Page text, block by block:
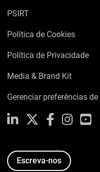
PSIRT
Política de Cookies
Política de Privacidade
Media & Brand Kit
Gerenciar preferências de
LinkedIn Facebook
Escreva-nos